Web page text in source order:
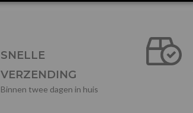
SNELLE
VERZENDING
Binnen twee dagen in huis